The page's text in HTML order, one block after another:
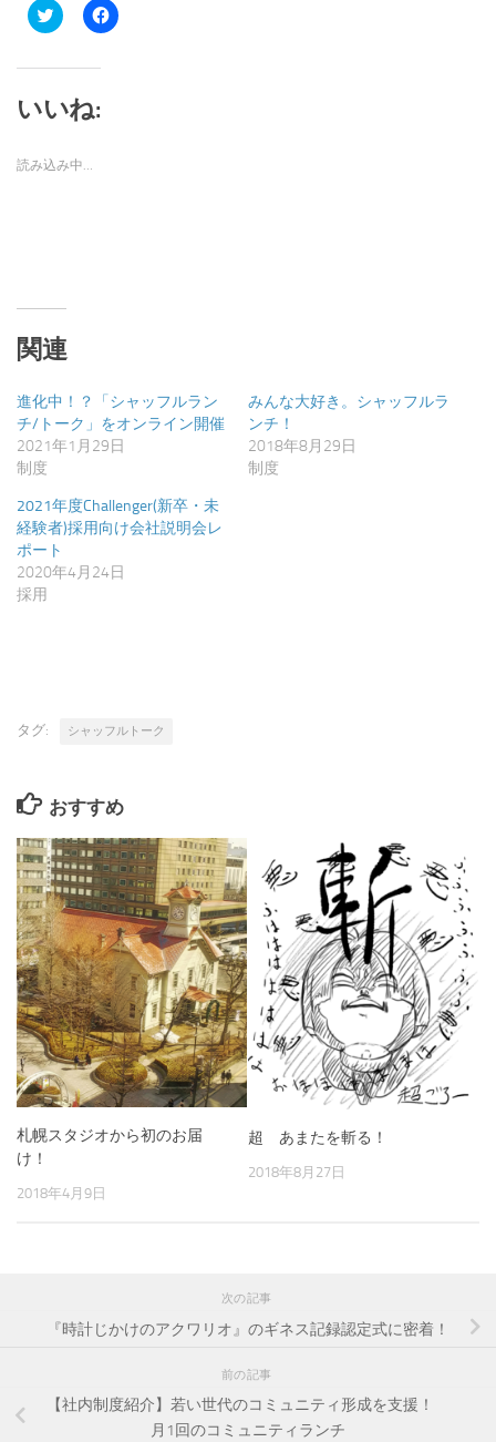
ク
リ
し
Twitter
で
(新
し
ま
Facebook
で
開
き
ま
す)
いいね:
読み込み中…
関連
進化中！？「シャッフルラン
チ/トーク」をオンライン開催
2021年1月29日
制度
みんな大好き。シャッフルラ
ンチ！
2018年8月29日
制度
2021年度Challenger(新卒・未
経験者)採用向け会社説明会レ
ポート
2020年4月24日
採用
タグ: シャッフルトーク
おすすめ
札幌スタジオから初のお届
け！
2018年4月9日
超 あまたを斬る！
2018年8月27日
次の記事
『時計じかけのアクワリオ』のギネス記録認定式に密着！
前の記事
【社内制度紹介】若い世代のコミュニティ形成を支援！
月1回のコミュニティランチ